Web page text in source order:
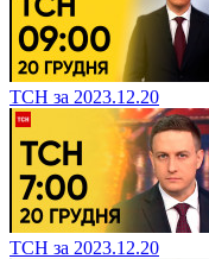
ТСН за 2023.12.20
ТСН за 2023.12.20